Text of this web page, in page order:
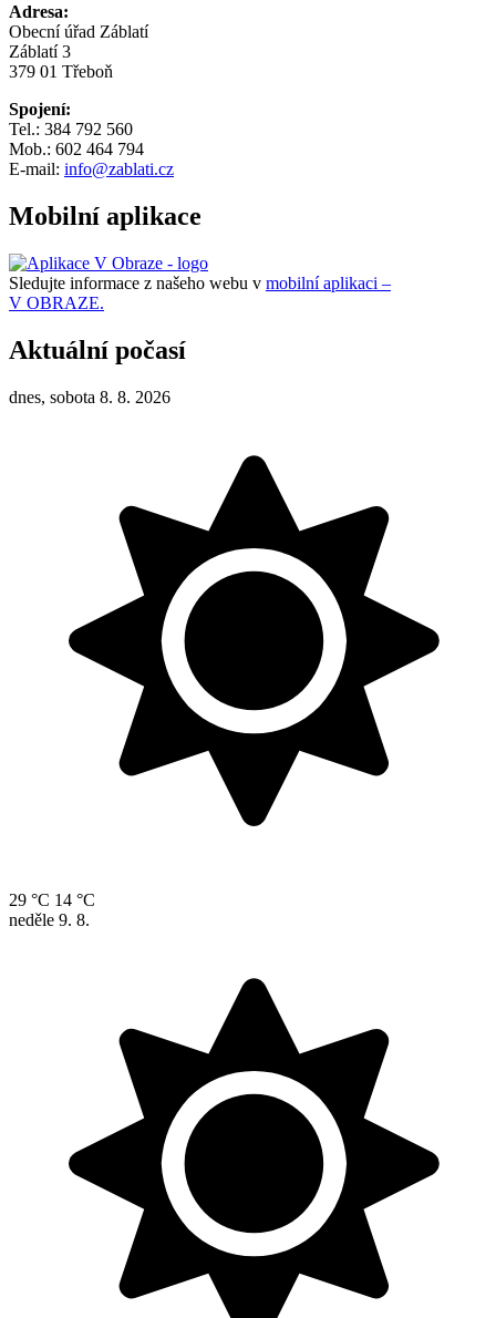
Adresa:
Obecní úřad Záblatí
Záblatí 3
379 01 Třeboň
Spojení:
Tel.: 384 792 560
Mob.: 602 464 794
E-mail: info@zablati.cz
Mobilní aplikace
Sledujte informace z našeho webu v mobilní aplikaci –
V OBRAZE.
Aktuální počasí
dnes, sobota 8. 8. 2026
29 °C 14 °C
neděle 9. 8.